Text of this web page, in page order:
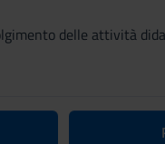
delle attività